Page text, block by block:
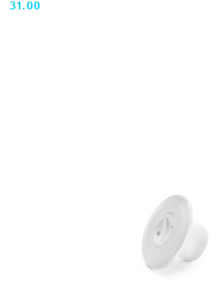
Cena:
31.00